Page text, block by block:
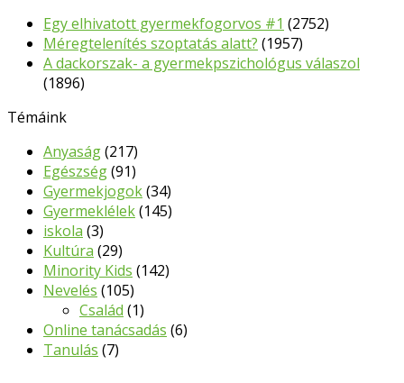
Egy elhivatott gyermekfogorvos #1 (2752)
Méregtelenítés szoptatás alatt? (1957)
A dackorszak- a gyermekpszichológus válaszol
(1896)
Témáink
Anyaság(217)
Egészség(91)
Gyermekjogok(34)
Gyermeklélek(145)
iskola (3)
Kultúra (29)
Minority Kids (142)
Nevelés (105)
Család (1)
Online tanácsadás (6)
Tanulás (7)